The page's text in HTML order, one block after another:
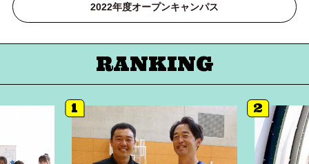
2022年度オープンキャンパス
RANKING
詳細へ 詳細へ
1 2